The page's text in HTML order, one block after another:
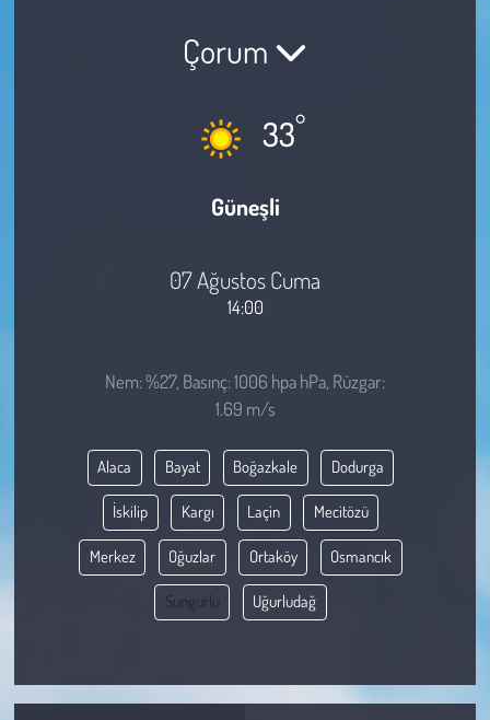
Çorum
33°
Güneşli
07 Ağustos Cuma
14:00
Nem: %27, Basınç: 1006 hpa hPa, Rüzgar:
1.69 m/s
Alaca Bayat Boğazkale Dodurga
İskilip Kargı Laçin Mecitözü
Merkez Oğuzlar Ortaköy Osmancık
Sungurlu Uğurludağ
Hayvan Hakları
Çevre
Galeri
Vefat İlanları